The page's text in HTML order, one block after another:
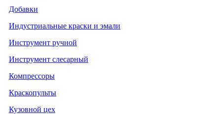
Добавки
Индустриальные краски и эмали
Инструмент ручной
Инструмент слесарный
Компрессоры
Краскопульты
Кузовной цех